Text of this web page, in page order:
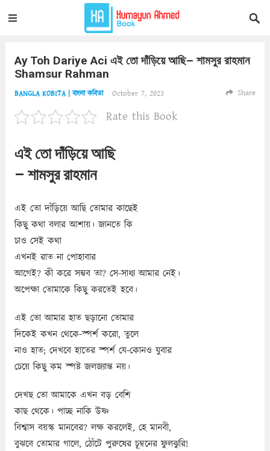
Ay Toh Dariye Aci এই তো দাঁড়িয়ে আছি– শামসুর রাহমান
Shamsur Rahman
BANGLA KOBITA | বাংলা কবিতা October 7, 2023 Share
Rate this Book
এই তো দাঁড়িয়ে আছি
– শামসুর রাহমান
এই তো দাঁড়িয়ে আছি তোমার কাছেই
কিছু কথা বলার আশায়। জানতে কি
চাও সেই কথা
এখনই রাত না পোহাবার
আগেই? কী করে সম্ভব তা? সে-সাধ্য আমার নেই।
অপেক্ষা তোমাকে কিছু করতেই হবে।
এই তো আমার হাত ছড়ানো তোমার
দিকেই কখন থেকে-স্পর্শ করো, তুলে
নাও হাত; দেখবে হাতের স্পর্শ যে-কোনও যুবার
চেয়ে কিছু কম স্পষ্ট জলজ্যান্ত নয়।
দেখছ তো আমাকে এখন বড় বেশি
কাছ থেকে। পাচ্ছ নাকি উষ্ণ
বিশ্বাস বয়স্ক মানবের? লক্ষ করলেই, হে মানবী,
বুঝবে তোমার গালে, ঠোঁটে পুরুষের চূম্বনের ফুলঝুরি!